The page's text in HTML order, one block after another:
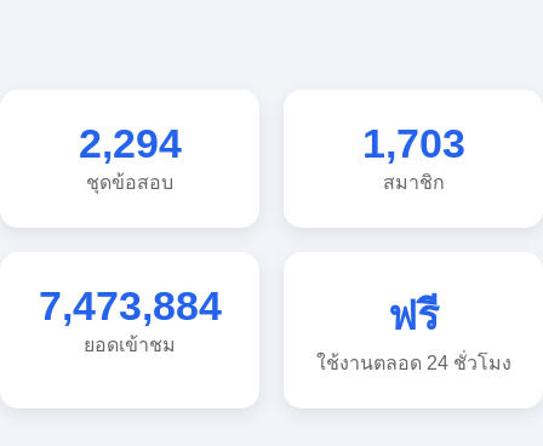
2,294
ชุดข้อสอบ
1,703
สมาชิก
7,473,884
ยอดเข้าชม
ฟรี
ใช้งานตลอด 24 ชั่วโมง